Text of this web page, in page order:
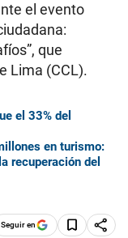
el evento
que
Lima (CCL).
el 33% del
en turismo:
recuperación del
Seguir en